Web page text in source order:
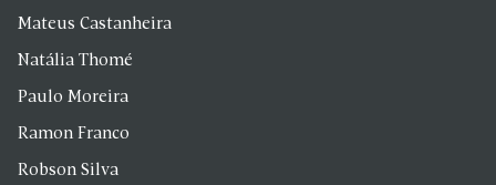
Mateus Castanheira
Natália Thomé
Paulo Moreira
Ramon Franco
Robson Silva